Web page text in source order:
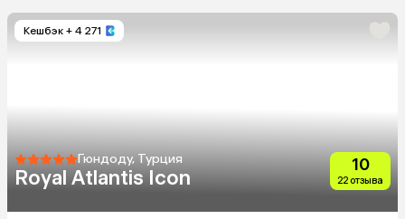
Кешбэк + 4 271
Гюндоду, Турция
Royal Atlantis Icon
10
22 отзыва